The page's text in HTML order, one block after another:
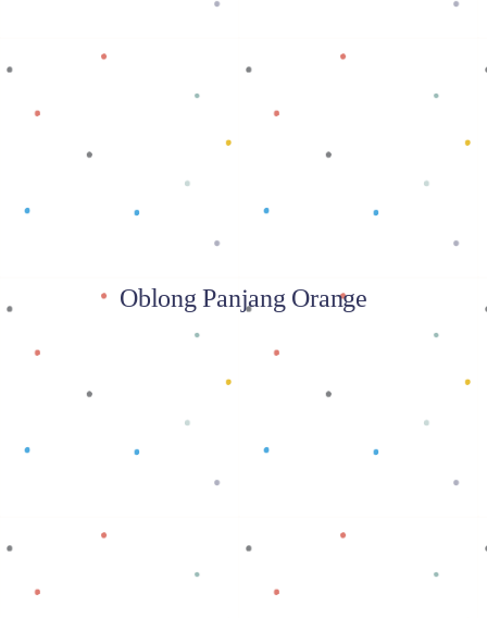
Baca selengkapnya
Oblong Panjang Orange